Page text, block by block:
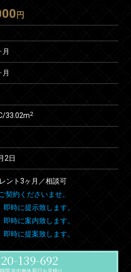
円
月
月
33.02m2
2日
ント3ヶ月／相談可
契約くださいませ。
時に提示致します。
時に案内致します。
時に提案致します。
139-692